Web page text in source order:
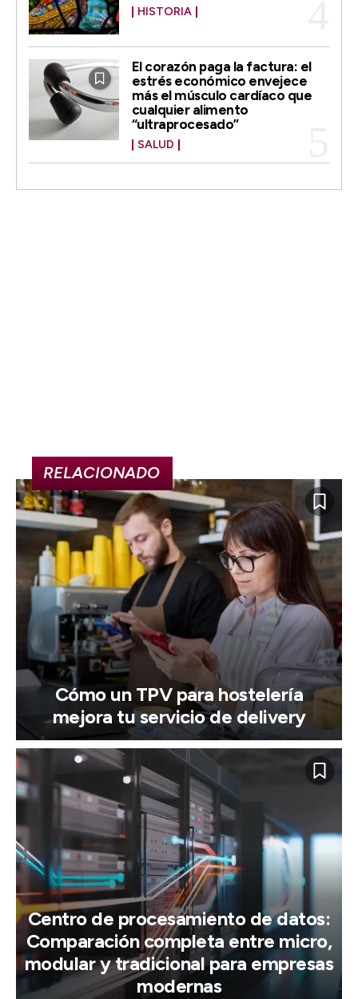
HISTORIA
El corazón paga la factura: el
estrés económico envejece
más el músculo cardíaco que
cualquier alimento
“ultraprocesado”
SALUD
RELACIONADO
Cómo un TPV para hostelería
mejora tu servicio de delivery
Centro de procesamiento de datos:
Comparación completa entre micro,
modular y tradicional para empresas
modernas